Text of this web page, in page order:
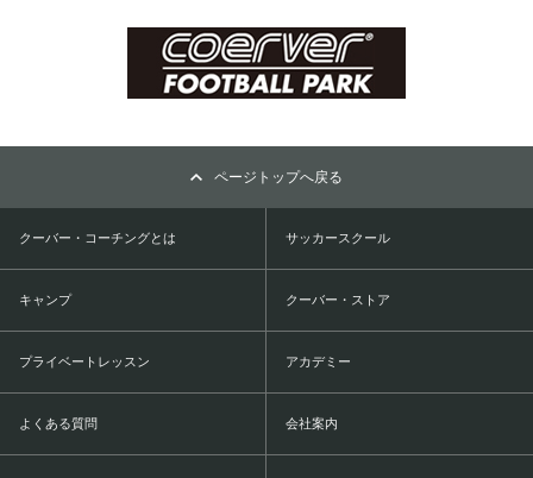
ページトップへ戻る
クーバー・コーチングとは サッカースクール
キャンプ クーバー・ストア
プライベートレッスン アカデミー
よくある質問 会社案内